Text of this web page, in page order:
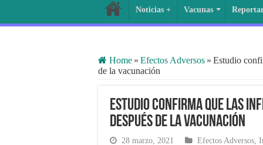
Noticias + Vacunas
Home » Efectos Adversos » Estudio
de la vacunación
Estudio confirma que las
después de la vacunación
28 marzo, 2021 Efectos Adversos,